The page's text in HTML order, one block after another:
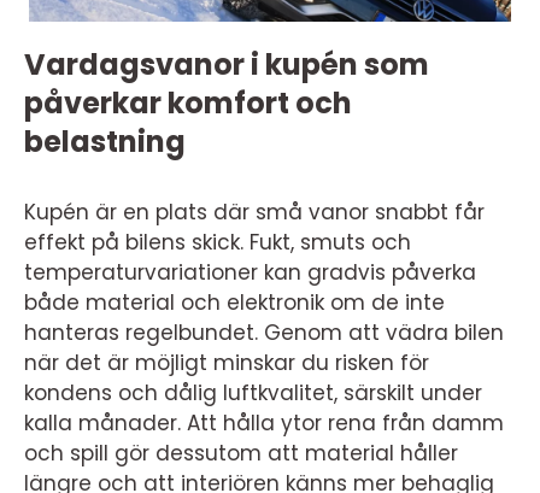
Vardagsvanor i kupén som
påverkar komfort och
belastning
Kupén är en plats där små vanor snabbt får
effekt på bilens skick. Fukt, smuts och
temperaturvariationer kan gradvis påverka
både material och elektronik om de inte
hanteras regelbundet. Genom att vädra bilen
när det är möjligt minskar du risken för
kondens och dålig luftkvalitet, särskilt under
kalla månader. Att hålla ytor rena från damm
och spill gör dessutom att material håller
längre och att interiören känns mer behaglig